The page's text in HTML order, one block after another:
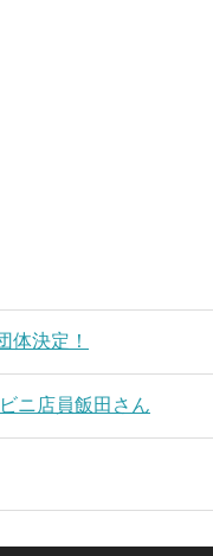
決定！
ニ店員飯田さん